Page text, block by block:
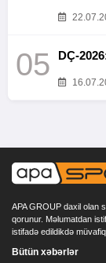
05 DÇ-
APA GROUP daxil olan
qorunur. Məlumatdan
istifadə edildikdə
Bütün xəbərlər